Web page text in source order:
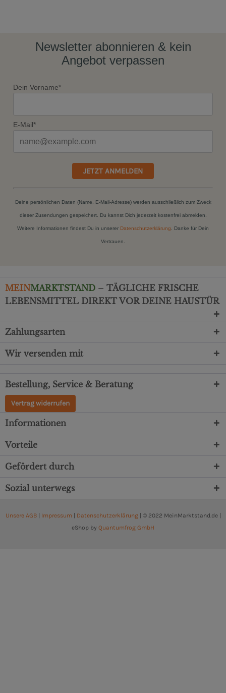
Newsletter abonnieren & kein
Angebot verpassen
Dein Vorname*
E-Mail*
JETZT ANMELDEN
Deine persönlichen Daten (Name, E-Mail-Adresse) werden ausschließlich zum Zweck
dieser Zusendungen gespeichert. Du kannst Dich jederzeit kostenfrei abmelden.
Weitere Informationen findest Du in unserer Datenschutzerklärung . Danke für Dein
Vertrauen.
MEINMARKTSTAND – TÄGLICHE FRISCHE
LEBENSMITTEL DIREKT VOR DEINE HAUSTÜR
Zahlungsarten
Wir versenden mit
Bestellung, Service & Beratung
Vertrag widerrufen
Informationen
Vorteile
Gefördert durch
Sozial unterwegs
Unsere AGB| Impressum Datenschutzerklärung| © 2022 MeinMarktstand.de |
eShop by Quantumfrog GmbH